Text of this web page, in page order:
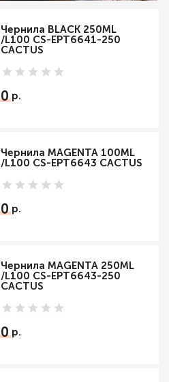
Чернила BLACK 250ML
/L100 CS-EPT6641-250
CACTUS
0
Чернила MAGENTA 100ML
/L100 CS-EPT6643 CACTUS
0
Чернила MAGENTA 250ML
/L100 CS-EPT6643-250
CACTUS
0